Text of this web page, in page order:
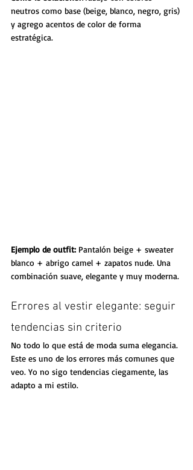
neutros como base (beige, blanco, negro, gris)
y agrego acentos de color de forma
estratégica.
Ejemplo de outfit: Pantalón beige + sweater
blanco + abrigo camel + zapatos nude. Una
combinación suave, elegante y muy moderna.
Errores al vestir elegante: seguir
tendencias sin criterio
No todo lo que está de moda suma elegancia.
Este es uno de los errores más comunes que
veo. Yo no sigo tendencias ciegamente, las
adapto a mi estilo.